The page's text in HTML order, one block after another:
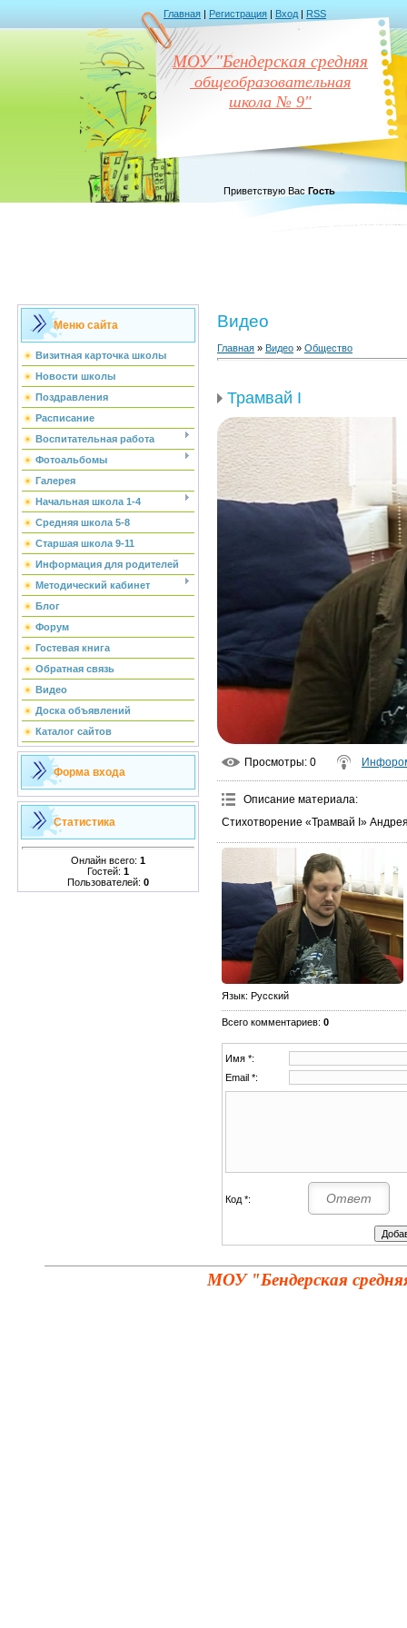
Главная | Регистрация | Вход | RSS
МОУ "Бендерская средняя
общеобразовательная
школа № 9"
Приветствую Вас Гость
Меню сайта
Визитная карточка школы
Новости школы
Поздравления
Расписание
Воспитательная работа
Фотоальбомы
Галерея
Начальная школа 1-4
Средняя школа 5-8
Старшая школа 9-11
Информация для родителей
Методический кабинет
Блог
Форум
Гостевая книга
Обратная связь
Видео
Доска объявлений
Каталог сайтов
Форма входа
Статистика
Онлайн всего: 1
Гостей: 1
Пользователей: 0
Видео
Главная » Видео » Общество
Трамвай I
Просмотры: 0
Описание материала:
Стихотворение «Трамвай I»
Язык: Русский
Всего комментариев: 0
Имя *:
Email *:
Код *:
МОУ "Бендерская